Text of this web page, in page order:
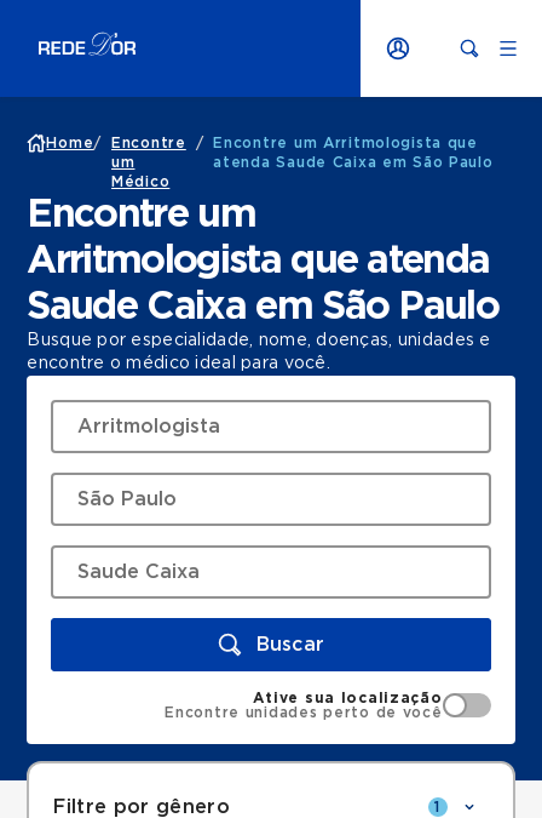
Home/
Encontre
um
Médico
/
Encontre um Arritmologista que
atenda Saude Caixa em São Paulo
Encontre um
Arritmologista que atenda
Saude Caixa em São Paulo
Busque por especialidade, nome, doenças, unidades e
encontre o médico ideal para você.
Buscar
Ative sua localização
Encontre unidades perto de você
Filtre por gênero 1